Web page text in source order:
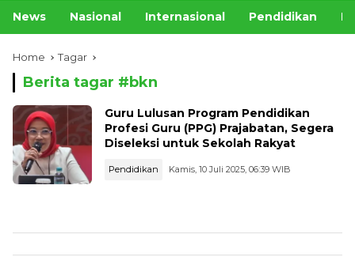
News Nasional Internasional Pendidikan
Home Tagar
Berita tagar #bkn
Guru Lulusan Program Pendidikan
Profesi Guru (PPG) Prajabatan, Segera
Diseleksi untuk Sekolah Rakyat
Pendidikan Kamis, 10 Juli 2025, 06:39 WIB